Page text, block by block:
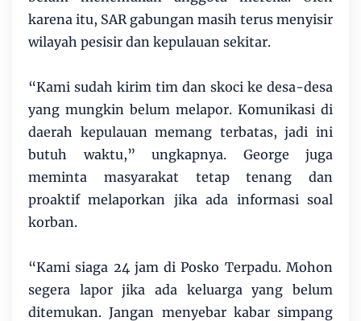
karena itu, SAR gabungan masih terus menyisir
wilayah pesisir dan kepulauan sekitar.
“Kami sudah kirim tim dan skoci ke desa-desa
yang mungkin belum melapor. Komunikasi di
daerah kepulauan memang terbatas, jadi ini
butuh waktu,” ungkapnya. George juga
meminta masyarakat tetap tenang dan
proaktif melaporkan jika ada informasi soal
korban.
“Kami siaga 24 jam di Posko Terpadu. Mohon
segera lapor jika ada keluarga yang belum
ditemukan. Jangan menyebar kabar simpang